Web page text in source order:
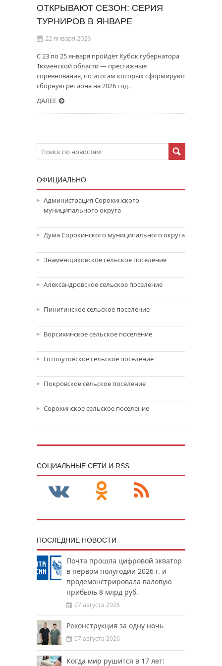
ОТКРЫВАЮТ СЕЗОН: СЕРИЯ
ТУРНИРОВ В ЯНВАРЕ
22 января 2026
С 23 по 25 января пройдёт Кубок губернатора
Тюменской области — престижные
соревнования, по итогам которых сформируют
сборную региона на 2026 год.
ДАЛЕЕ
ОФИЦИАЛЬНО
Администрация Сорокинского
муниципального округа
Дума Сорокинского муниципального округа
Знаменщиковское сельское поселение
Александровское сельское поселение
Пинигинское сельское поселение
Ворсихинское сельское поселение
Готопутовское сельское поселение
Покровское сельское поселение
Сорокинское сельское поселение
CОЦИАЛЬНЫЕ СЕТИ И RSS
ПОСЛЕДНИЕ НОВОСТИ
Почта прошла цифровой экватор
в первом полугодии 2026 г. и
продемонстрировала валовую
прибыль 8 млрд руб.
07 августа 2026
Реконструкция за одну ночь
07 августа 2026
Когда мир рушится в 17 лет: